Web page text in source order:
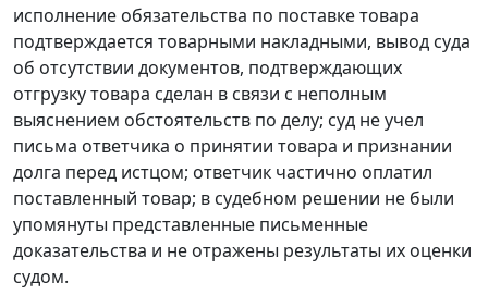
исполнение обязательства по поставке товара
подтверждается товарными накладными, вывод суда
об отсутствии документов, подтверждающих
отгрузку товара сделан в связи с неполным
выяснением обстоятельств по делу; суд не учел
письма ответчика о принятии товара и признании
долга перед истцом; ответчик частично оплатил
поставленный товар; в судебном решении не были
упомянуты представленные письменные
доказательства и не отражены результаты их оценки
судом.